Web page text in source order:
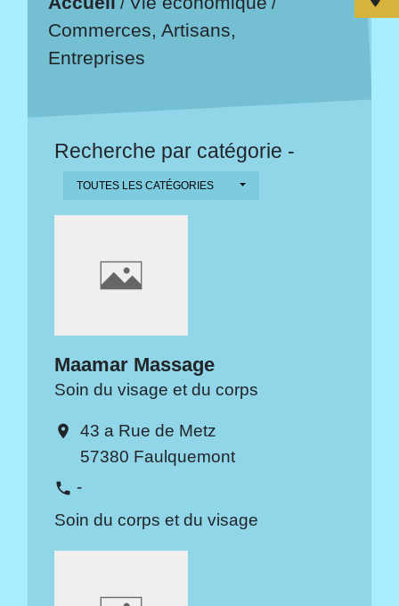
Commerces, Artisans,
Entreprises
Recherche par catégorie -
TOUTES LES CATÉGORIES
Maamar Massage
Soin du visage et du corps
location_on
43 a Rue de Metz
57380 Faulquemont
phone -
Soin du corps et du visage